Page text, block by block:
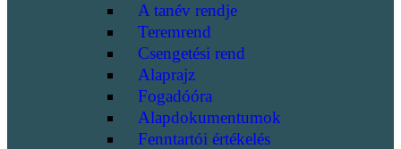
A tanév rendje
Teremrend
Csengetési rend
Alaprajz
Fogadóóra
Alapdokumentumok
Fenntartói értékelés